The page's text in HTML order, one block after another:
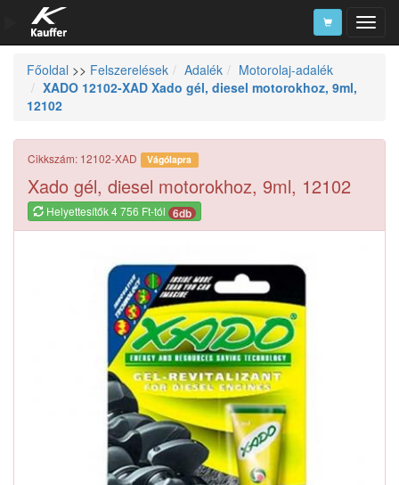
Szerszámkatalógus
Kosár
Alkatrészek
Főoldal >> Felszerelések Adalék
Motorolaj-adalék
XADO 12102-XAD Xado gél, diesel motorokhoz, 9ml,
12102
Cikkszám: 12102-XAD Vágólapra
Xado gél, diesel motorokhoz, 9ml, 12102
Helyettesítők 4 756 Ft-tól 6db